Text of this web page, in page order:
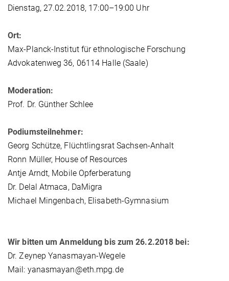
Dienstag, 27.02.2018, 17:00–19:00 Uhr
Ort:
Max-Planck-Institut für ethnologische Forschung
Advokatenweg 36, 06114 Halle (Saale)
Moderation:
Prof. Dr. Günther Schlee
Podiumsteilnehmer:
Georg Schütze, Flüchtlingsrat Sachsen-Anhalt
Ronn Müller, House of Resources
Antje Arndt, Mobile Opferberatung
Dr. Delal Atmaca, DaMigra
Michael Mingenbach, Elisabeth-Gymnasium
Wir bitten um Anmeldung bis zum 26.2.2018 bei:
Dr. Zeynep Yanasmayan-Wegele
Mail: yanasmayan@eth.mpg.de